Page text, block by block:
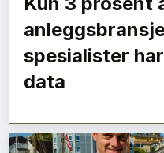
spesialister
data